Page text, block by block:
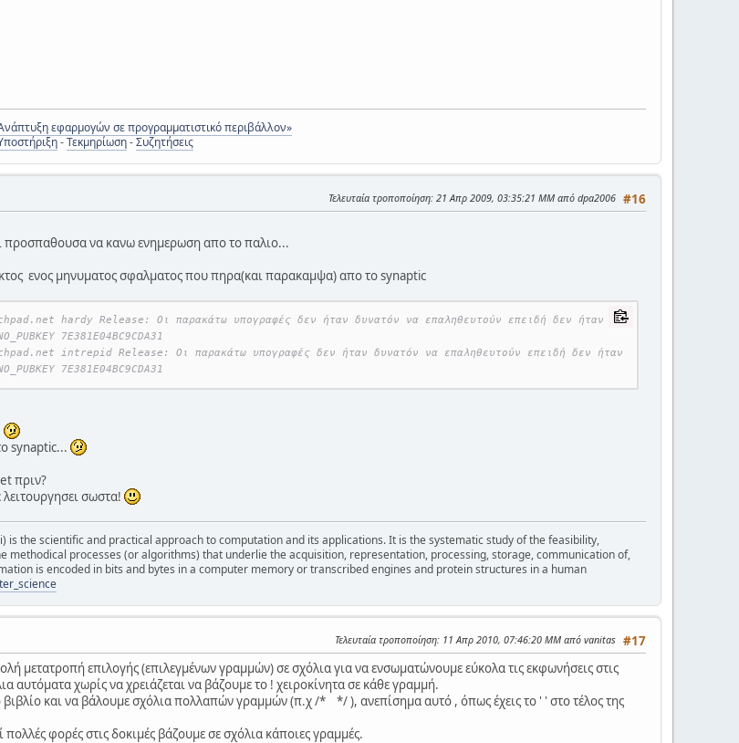
εφαρμογών σε προγραμματιστικό περιβάλλον»
-Τεκμηρίωση-Συζητήσεις
#16
Τελευταία τροποποίηση: 21 Απρ 2009, 03:35:21 ΜΜ από dpa2006
προσπαθουσα να κανω ενημερωση απο το παλιο...
ενος μηνυματος σφαλματος που πηρα(και παρακαμψα) απο το synaptic
hardy Release: Οι παρακάτω υπογραφές δεν ήταν δυνατόν να επαληθευτούν επειδή δεν ήταν
7E381E04BC9CDA31
intrepid Release: Οι παρακάτω υπογραφές δεν ήταν δυνατόν να επαληθευτούν επειδή δεν ήταν
7E381E04BC9CDA31
synaptic...
πριν?
σωστα!
is the scientific and practical approach to computation and its applications. It is the systematic study of the feasibility,
methodical processes (or algorithms) that underlie the acquisition, representation, processing, storage, communication of,
is encoded in bits and bytes in a computer memory or transcribed engines and protein structures in a human
#17
Τελευταία τροποποίηση: 11 Απρ 2010, 07:46:20 ΜΜ από vanitas
μετατροπή επιλογής (επιλεγμένων γραμμών) σε σχόλια για να ενσωματώνουμε εύκολα τις εκφωνήσεις στις
αυτόματα χωρίς να χρειάζεται να βάζουμε το ! χειροκίνητα σε κάθε γραμμή.
βιβλίο και να βάλουμε σχόλια πολλαπών γραμμών (π.χ /* */ ), ανεπίσημα αυτό , όπως έχεις το ' ' στο τέλος της
φορές στις δοκιμές βάζουμε σε σχόλια κάποιες γραμμές.